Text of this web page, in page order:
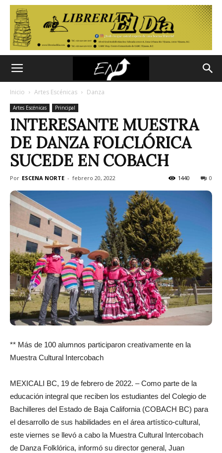
Inicio Artes Escénicas Danza
Artes Escénicas Principal
INTERESANTE MUESTRA
DE DANZA FOLCLÓRICA
SUCEDE EN COBACH
Por ESCENA NORTE - febrero 20, 2022 0
1440
** Más de 100 alumnos participaron creativamente en la
Muestra Cultural Intercobach
MEXICALI BC, 19 de febrero de 2022. – Como parte de la
educación integral que reciben los estudiantes del Colegio de
Bachilleres del Estado de Baja California (COBACH BC) para
el desarrollo de sus habilidades en el área artístico-cultural,
este viernes se llevó a cabo la Muestra Cultural Intercobach
de Danza Folklórica, informó su director general, Juan